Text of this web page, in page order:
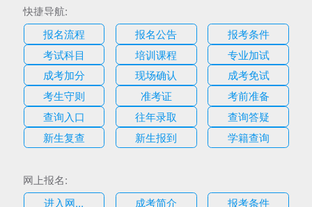
快捷导航:
报名流程
报名公告
报考条件
考试科目
培训课程
专业加试
成考加分
现场确认
成考免试
考生守则
准考证
考前准备
查询入口
往年录取
查询答疑
新生复查
新生报到 学籍查询
网上报名:
进入网...
成考简介
报考条件